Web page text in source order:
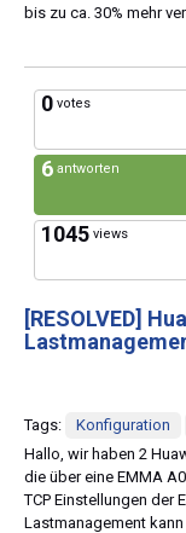
bis zu ca. 30% mehr
0 votes
6 antworten
1045 views
[RESOLVED]
Tags: Konfiguration
Hallo, wir haben 2
die über eine EMMA
TCP Einstellungen der
Lastmanagement kann